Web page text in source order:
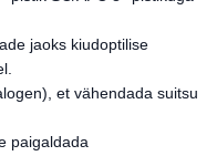
jaoks kiudoptilise
et vähendada suitsu
paigaldada